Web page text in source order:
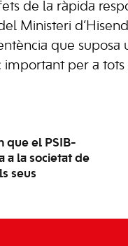
de la ràpida
Ministeri
que suposa
important per a tots
que el PSIB-
a la societat de
seus